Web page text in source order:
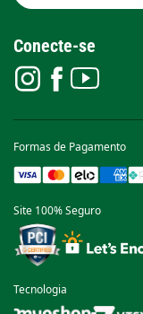
Conecte-se
Formas de Pagamento
Site 100% Seguro
Tecnologia